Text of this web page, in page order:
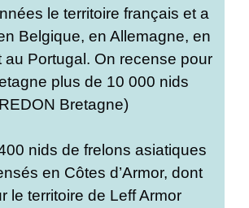
le territoire français et a
Belgique, en Allemagne, en
au Portugal. On recense pour
plus de 10 000 nids
Bretagne)
nids de frelons asiatiques
en Côtes d’Armor, dont
le territoire de Leff Armor